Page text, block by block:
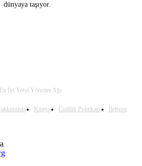
dünyaya taşıyor.
İyi Yerel Yönetim Ağı
Künye Gizlilik Politikası İletişim